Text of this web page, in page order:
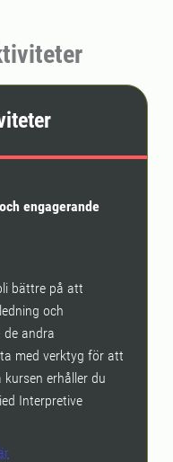
engagerande
bättre på att
och
andra
med verktyg för att
erhåller du
Interpretive